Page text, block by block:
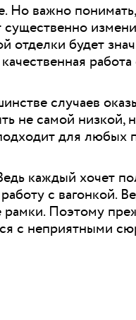
Но важно понимать,
отделки будет
случаев
не самой низкой,
для любых
каждый хочет
с вагонкой.
рамки. Поэтому
с неприятными